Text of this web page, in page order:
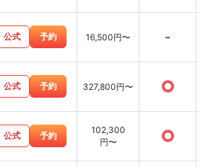
公式 予約 16,500円〜 -
公式 予約 327,800円〜 ○
公式 予約
102,300
円〜
○